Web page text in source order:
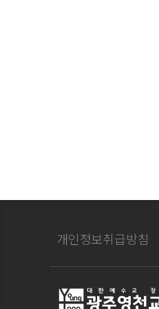
개인정보취급방침